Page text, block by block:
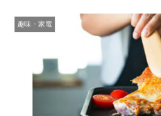
趣味・家電